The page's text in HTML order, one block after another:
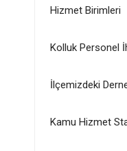
Hizmet Birimleri
Kolluk Personel
İlçemizdeki
Kamu Hizmet